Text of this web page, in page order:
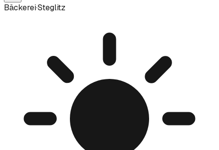
Bäckerei·Steglitz